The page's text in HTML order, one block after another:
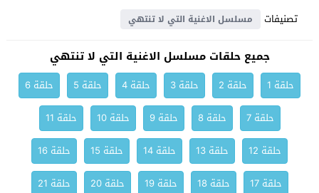
تصنيفات
مسلسل الاغنية التي لا تنتهي
جميع حلقات مسلسل الاغنية التي لا تنتهي
حلقة 1 حلقة 2 حلقة 3 حلقة 4 حلقة 5
حلقة 6
حلقة 7
حلقة 8 حلقة 9 حلقة 10
حلقة 11
حلقة 12
حلقة 13 حلقة 14 حلقة 15
حلقة 16
حلقة 17
حلقة 18 حلقة 19 حلقة 20
حلقة 21